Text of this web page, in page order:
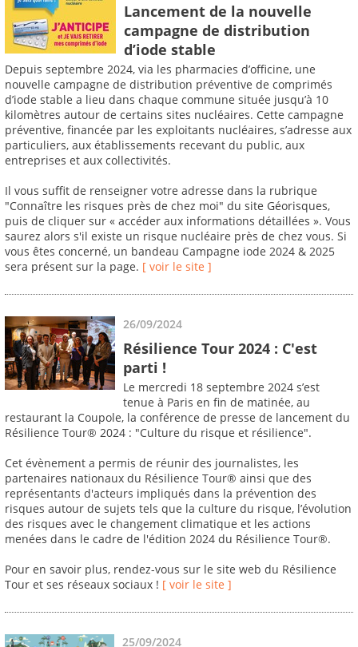
Lancement de la nouvelle
campagne de distribution
d’iode stable
Depuis septembre 2024, via les pharmacies d’officine, une
nouvelle campagne de distribution préventive de comprimés
d’iode stable a lieu dans chaque commune située jusqu’à 10
kilomètres autour de certains sites nucléaires. Cette campagne
préventive, financée par les exploitants nucléaires, s’adresse aux
particuliers, aux établissements recevant du public, aux
entreprises et aux collectivités.
Il vous suffit de renseigner votre adresse dans la rubrique
"Connaître les risques près de chez moi" du site Géorisques,
puis de cliquer sur « accéder aux informations détaillées ». Vous
saurez alors s'il existe un risque nucléaire près de chez vous. Si
vous êtes concerné, un bandeau Campagne iode 2024 & 2025
sera présent sur la page. [ voir le site ]
26/09/2024
Résilience Tour 2024 : C'est
parti !
Le mercredi 18 septembre 2024 s’est
tenue à Paris en fin de matinée, au
restaurant la Coupole, la conférence de presse de lancement du
Résilience Tour® 2024 : "Culture du risque et résilience".
Cet évènement a permis de réunir des journalistes, les
partenaires nationaux du Résilience Tour® ainsi que des
représentants d'acteurs impliqués dans la prévention des
risques autour de sujets tels que la culture du risque, l’évolution
des risques avec le changement climatique et les actions
menées dans le cadre de l'édition 2024 du Résilience Tour®.
Pour en savoir plus, rendez-vous sur le site web du Résilience
Tour et ses réseaux sociaux ! [ voir le site ]
25/09/2024